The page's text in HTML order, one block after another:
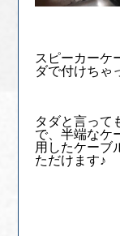
スピーカーケ
ダで付けちゃ
タダと言って
で、半端なケ
用したケーブ
ただけます♪